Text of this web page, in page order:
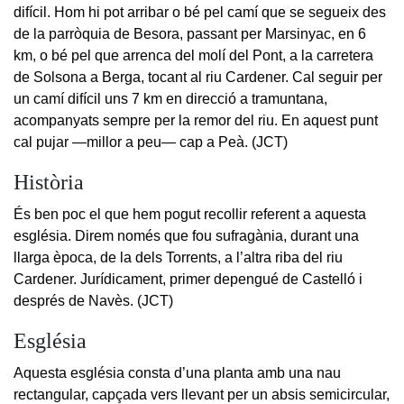
difícil. Hom hi pot arribar o bé pel camí que se segueix des
de la parròquia de Besora, passant per Marsinyac, en 6
km, o bé pel que arrenca del molí del Pont, a la carretera
de Solsona a Berga, tocant al riu Cardener. Cal seguir per
un camí difícil uns 7 km en direcció a tramuntana,
acompanyats sempre per la remor del riu. En aquest punt
cal pujar —millor a peu— cap a Peà. (JCT)
Història
És ben poc el que hem pogut recollir referent a aquesta
església. Direm només que fou sufragània, durant una
llarga època, de la dels Torrents, a l’altra riba del riu
Cardener. Jurídicament, primer depengué de Castelló i
després de Navès. (JCT)
Església
Aquesta església consta d’una planta amb una nau
rectangular, capçada vers llevant per un absis semicircular,